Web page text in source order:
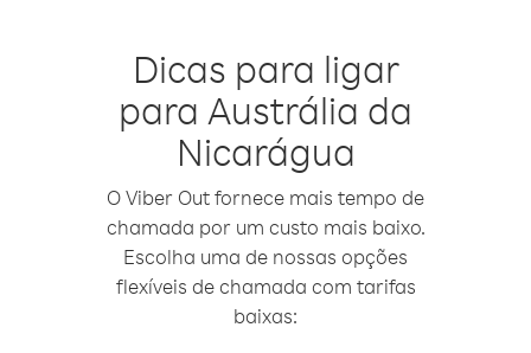
Dicas para ligar
para Austrália da
Nicarágua
O Viber Out fornece mais tempo de
chamada por um custo mais baixo.
Escolha uma de nossas opções
flexíveis de chamada com tarifas
baixas: